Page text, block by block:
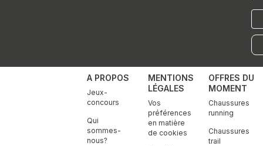
A PROPOS
Jeux-
concours
Qui
sommes-
nous?
MENTIONS
LÉGALES
Vos
préférences
en matière
de cookies
OFFRES DU
MOMENT
Chaussures
running
Chaussures
trail